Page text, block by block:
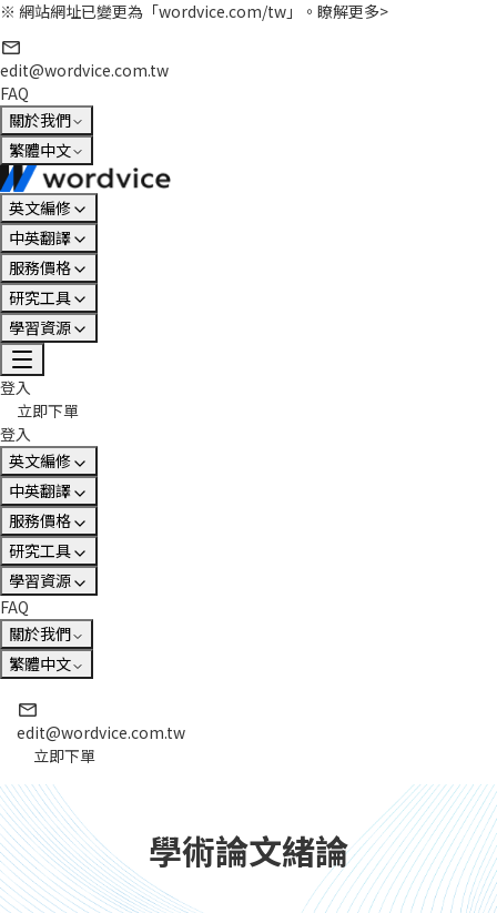
※ 網站網址已變更為「wordvice.com/tw」。 瞭解更多>
edit@wordvice.com.tw
FAQ
關於我們
繁體中文
英文編修
中英翻譯
服務價格
研究工具
學習資源
登入
立即下單
登入
英文編修
中英翻譯
服務價格
研究工具
學習資源
FAQ
關於我們
繁體中文
edit@wordvice.com.tw
立即下單
學術論文緒論